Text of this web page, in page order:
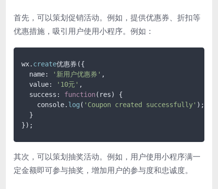
首先，可以策划促销活动。例如，提供优惠券、折扣等
优惠措施，吸引用户使用小程序。例如：
wx. create优惠券({
  name:
'新用户优惠券' ,
  value:
'10元' ,
  success:
function(res)
{
    console.
log ( 'Coupon created successfully' );
  }
});
其次，可以策划抽奖活动。例如，用户使用小程序满一
定金额即可参与抽奖，增加用户的参与度和忠诚度。